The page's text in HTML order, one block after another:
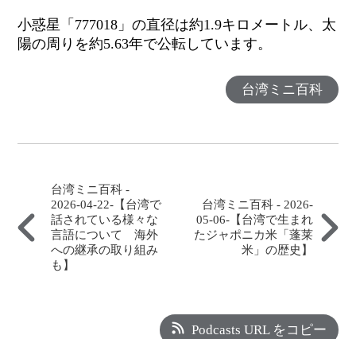
小惑星「777018」の直径は約1.9キロメートル、太
陽の周りを約5.63年で公転しています。
台湾ミニ百科
台湾ミニ百科 -
2026-04-22-【台湾で
話されている様々な
言語について 海外
への継承の取り組み
も】
台湾ミニ百科 - 2026-
05-06-【台湾で生まれ
たジャポニカ米「蓬莱
米」の歴史】
Podcasts URL をコピー